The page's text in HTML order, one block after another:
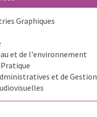
Graphiques
et de l'environnement
et de Gestion